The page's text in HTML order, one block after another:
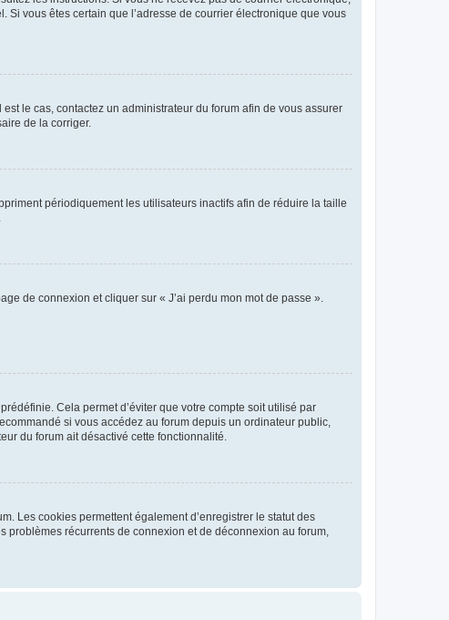
vous êtes certain que l’adresse de courrier électronique que vous
le cas, contactez un administrateur du forum afin de vous assurer
de la corriger.
périodiquement les utilisateurs inactifs afin de réduire la taille
de connexion et cliquer sur « J’ai perdu mon mot de passe ».
Cela permet d’éviter que votre compte soit utilisé par
si vous accédez au forum depuis un ordinateur public,
du forum ait désactivé cette fonctionnalité.
Les cookies permettent également d’enregistrer le statut des
problèmes récurrents de connexion et de déconnexion au forum,